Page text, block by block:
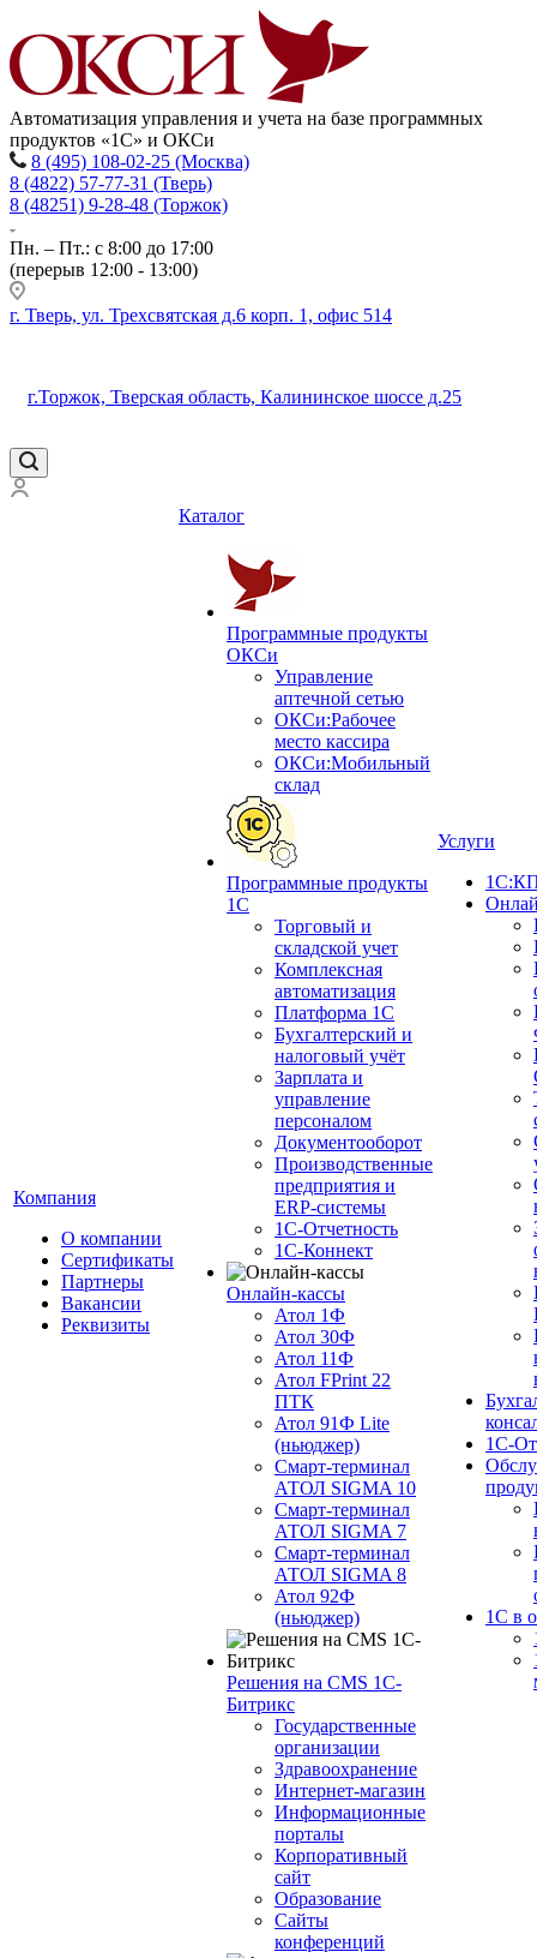
Автоматизация управления и учета на базе программных
продуктов «1С» и ОКСи
8 (495) 108-02-25 (Москва)
8 (4822) 57-77-31 (Тверь)
8 (48251) 9-28-48 (Торжок)
Пн. – Пт.: с 8:00 до 17:00
(перерыв 12:00 - 13:00)
г. Тверь, ул. Трехсвятская д.6 корп. 1, офис 514
г.Торжок, Тверская область, Калининское шоссе д.25
Компания
О компании
Сертификаты
Партнеры
Вакансии
Реквизиты
Каталог
Программные продукты
ОКСи
Управление
аптечной сетью
ОКСи:Рабочее
место кассира
ОКСи:Мобильный
склад
Программные продукты
1С
Торговый и
складской учет
Комплексная
автоматизация
Платформа 1С
Бухгалтерский и
налоговый учёт
Зарплата и
управление
персоналом
Документооборот
Производственные
предприятия и
ERP-системы
1С-Отчетность
1С-Коннект
Онлайн-кассы
Атол 1Ф
Атол 30Ф
Атол 11Ф
Атол FPrint 22
ПТК
Атол 91Ф Lite
(ньюджер)
Смарт-терминал
АТОЛ SIGMA 10
Смарт-терминал
АТОЛ SIGMA 7
Смарт-терминал
АТОЛ SIGMA 8
Атол 92Ф
(ньюджер)
Решения на CMS 1С-
Битрикс
Государственные
организации
Здравоохранение
Интернет-магазин
Информационные
порталы
Корпоративный
сайт
Образование
Сайты
конференций
Услуги
1С-
1С в